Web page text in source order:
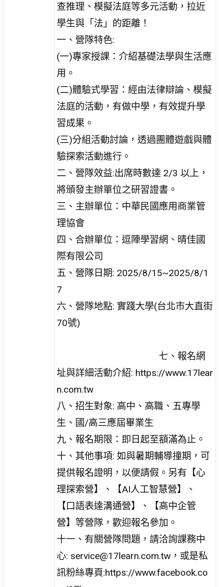
查推理、模擬法庭等多元活動，拉近
學生與「法」的距離！
一、營隊特色:
(一)專家授課：介紹基礎法學與生活應
用。
(二)體驗式學習：經由法律辯論、模擬
法庭的活動，有做中學，有效提升學
習成果。
(三)分組活動討論，透過團體遊戲與體
驗探索活動進行。
二、營隊效益:出席時數達 2/3 以上，
將頒發主辦單位之研習證書。
三、主辦單位：中華民國應用商業管
理協會
四、合辦單位：逗陣學習網、晴佳國
際有限公司
五、營隊日期: 2025/8/15~2025/8/1
7
六、營隊地點: 實踐大學(台北市大直街
70號)
七、報名網
址與詳細活動介紹: https://www.17lear
n.com.tw
八、招生對象: 高中、高職、五專學
生、國/高三應屆畢業生
九、報名期限：即日起至額滿為止。
十、其他事項: 如與暑期輔導撞期，可
提供報名證明，以便請假。另有【心
理探索營】、【AI人工智慧營】、
【口語表達溝通營】、【高中企管
營】等營隊，歡迎報名參加。
十一、有關營隊問題，請洽詢課務中
心: service@17learn.com.tw，或是私
訊粉絲專頁:https://www.facebook.co